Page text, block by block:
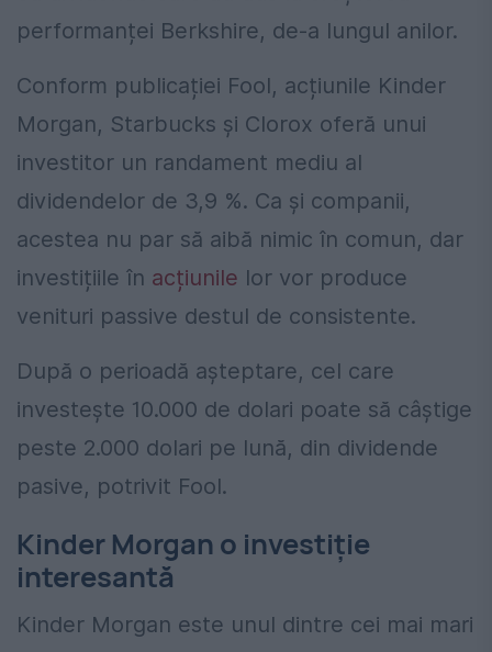
performanței Berkshire, de-a lungul anilor.
Conform publicației Fool, acțiunile Kinder
Morgan, Starbucks și Clorox oferă unui
investitor un randament mediu al
dividendelor de 3,9 %. Ca și companii,
acestea nu par să aibă nimic în comun, dar
investițiile în acțiunile lor vor produce
venituri passive destul de consistente.
După o perioadă așteptare, cel care
investește 10.000 de dolari poate să câștige
peste 2.000 dolari pe lună, din dividende
pasive, potrivit Fool.
Kinder Morgan o investiție
interesantă
Kinder Morgan este unul dintre cei mai mari